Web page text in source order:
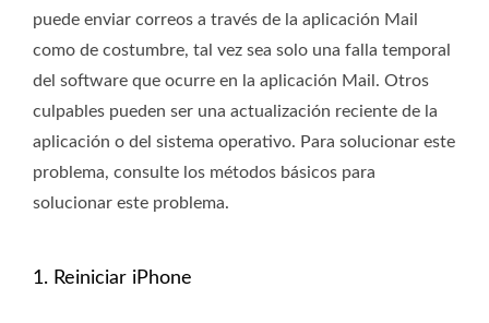
puede enviar correos a través de la aplicación Mail
como de costumbre, tal vez sea solo una falla temporal
del software que ocurre en la aplicación Mail. Otros
culpables pueden ser una actualización reciente de la
aplicación o del sistema operativo. Para solucionar este
problema, consulte los métodos básicos para
solucionar este problema.
1. Reiniciar iPhone